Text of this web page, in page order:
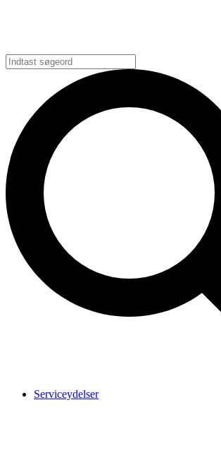
Serviceydelser